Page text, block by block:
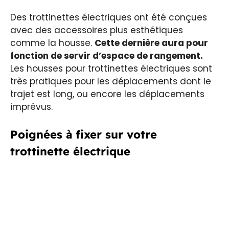
Des trottinettes électriques ont été conçues
avec des accessoires plus esthétiques
comme la housse. Cette dernière aura pour
fonction de servir d’espace de rangement.
Les housses pour trottinettes électriques sont
très pratiques pour les déplacements dont le
trajet est long, ou encore les déplacements
imprévus.
Poignées à fixer sur votre
trottinette électrique